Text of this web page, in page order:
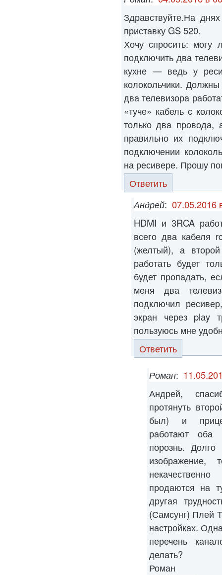
Здравствуйте.На
приставку GS 520.
Хочу спросить:
подключить два
кухне — ведь у
колокольчики.
два телевизора
«туче» кабель с
только два
правильно их
подключении
на ресивере. Прошу
Ответить
Андрей: 07.05.2016
HDMI и 3RCA
всего два кабеля
(желтый), а
работать будет
будет пропадать,
меня два
подключил
экран через plаy
пользуюсь мне
Ответить
Роман:
Андрей,
протянуть
был) и
работают оба
порознь.
продаются на
другая
(Самсунг) Плей
настройках.
перечень
делать?
Роман